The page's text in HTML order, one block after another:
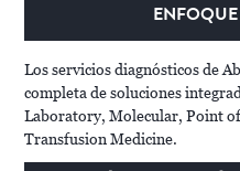
Los servicios diagnósticos de
completa de soluciones
Laboratory, Molecular, Point
Transfusion Medicine.